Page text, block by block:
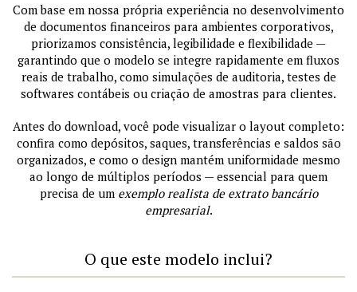
Com base em nossa própria experiência no desenvolvimento
de documentos financeiros para ambientes corporativos,
priorizamos consistência, legibilidade e flexibilidade —
garantindo que o modelo se integre rapidamente em fluxos
reais de trabalho, como simulações de auditoria, testes de
softwares contábeis ou criação de amostras para clientes.
Antes do download, você pode visualizar o layout completo:
confira como depósitos, saques, transferências e saldos são
organizados, e como o design mantém uniformidade mesmo
ao longo de múltiplos períodos — essencial para quem
precisa de um exemplo realista de extrato bancário
empresarial.
O que este modelo inclui?